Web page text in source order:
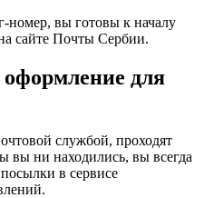
номер, вы готовы к началу
сайте Почты Сербии.
для
службой, проходят
вы ни находились, вы всегда
в сервисе